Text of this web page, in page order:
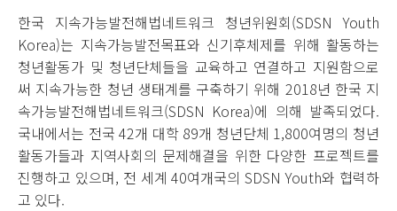
한국 지속가능발전해법네트워크 청년위원회(SDSN Youth
Korea)는 지속가능발전목표와 신기후체제를 위해 활동하는
청년활동가 및 청년단체들을 교육하고 연결하고 지원함으로
써 지속가능한 청년 생태계를 구축하기 위해 2018년 한국 지
속가능발전해법네트워크(SDSN Korea)에 의해 발족되었다.
국내에서는 전국 42개 대학 89개 청년단체 1,800여명의 청년
활동가들과 지역사회의 문제해결을 위한 다양한 프로젝트를
진행하고 있으며, 전 세계 40여개국의 SDSN Youth와 협력하
고 있다.